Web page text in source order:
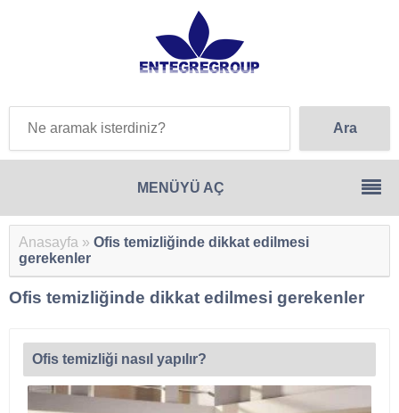
Anasayfa » Ofis temizliğinde dikkat edilmesi
gerekenler
Ofis temizliğinde dikkat edilmesi gerekenler
Ofis temizliği nasıl yapılır?